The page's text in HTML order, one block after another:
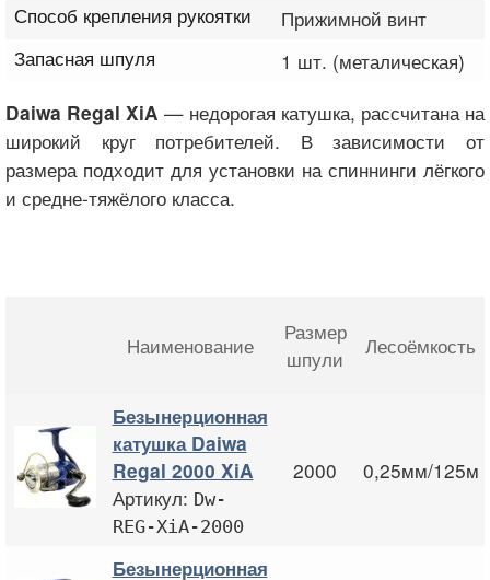
Способ крепления рукоятки
Прижимной винт
Запасная шпуля
1 шт. (металическая)
Daiwa Regal XiA — недорогая катушка, рассчитана на
широкий круг потребителей. В зависимости от
размера подходит для установки на спиннинги лёгкого
и средне-тяжёлого класса.
Наименование
Размер
шпули
Лесоёмкость
Безынерционная
катушка Daiwa
Regal 2000 XiA
Артикул: Dw-
REG-XiA-2000
2000 0,25мм/125м
Безынерционная